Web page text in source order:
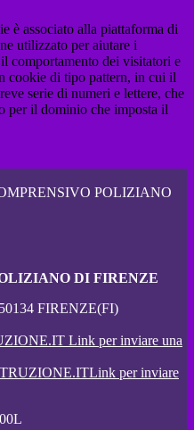
è associato alla piattaforma di
utilizzato per aiutare i
comportamento dei visitatori e
cookie di tipo pattern, in cui il
serie di numeri e lettere, che
per il dominio che imposta il
POLIZIANO
DI FIRENZE
FIRENZE(FI)
Link per inviare una
Link per inviare